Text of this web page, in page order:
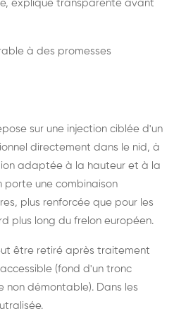
expliqué transparente avant
à des promesses
sur une injection ciblée d'un
directement dans le nid, à
adaptée à la hauteur et à la
porte une combinaison
plus renforcée que pour les
plus long du frelon européen.
être retiré après traitement
(fond d'un tronc
non démontable). Dans les